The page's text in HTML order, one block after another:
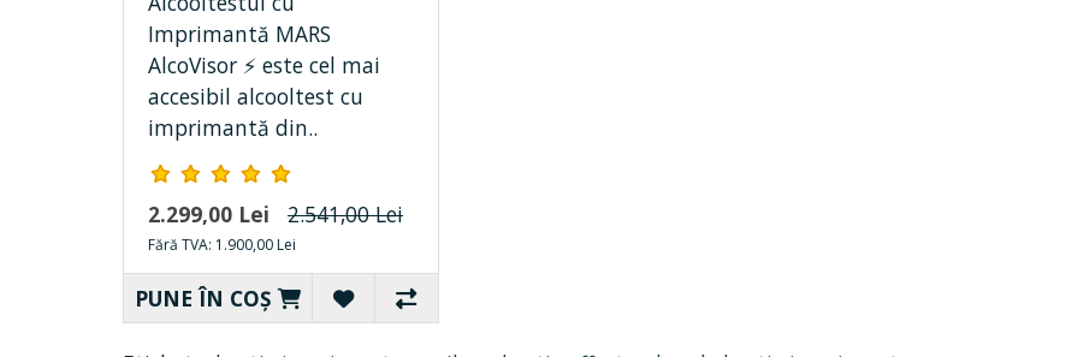
Imprimantă MARS
AlcoVisor ⚡ este cel mai
accesibil alcooltest cu
imprimantă din..
2.299,00 Lei 2.541,00 Lei
Fără TVA: 1.900,00 Lei
PUNE ÎN COŞ